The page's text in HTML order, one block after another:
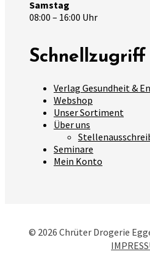
Samstag
08:00 – 16:00 Uhr
Schnellzugriff
Verlag Gesundheit &
Webshop
Unser Sortiment
Über uns
Seminare
Mein Konto
© 2026 Chrüter Drogerie